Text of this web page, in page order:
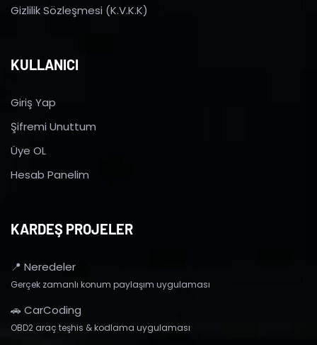
Gizlilik Sözleşmesi (K.V.K.K)
KULLANICI
Giriş Yap
Şifremi Unuttum
Üye OL
Hesab Panelim
KARDEŞ PROJELER
📍 Neredeler
Gerçek zamanlı konum paylaşım uygulaması
🚗 CarCoding
OBD2 araç teşhis & kodlama uygulaması